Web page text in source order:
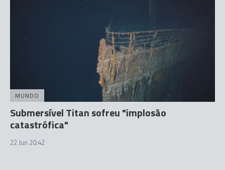
MUNDO
Submersível Titan sofreu "implosão
catastrófica"
22 Jun 20:42